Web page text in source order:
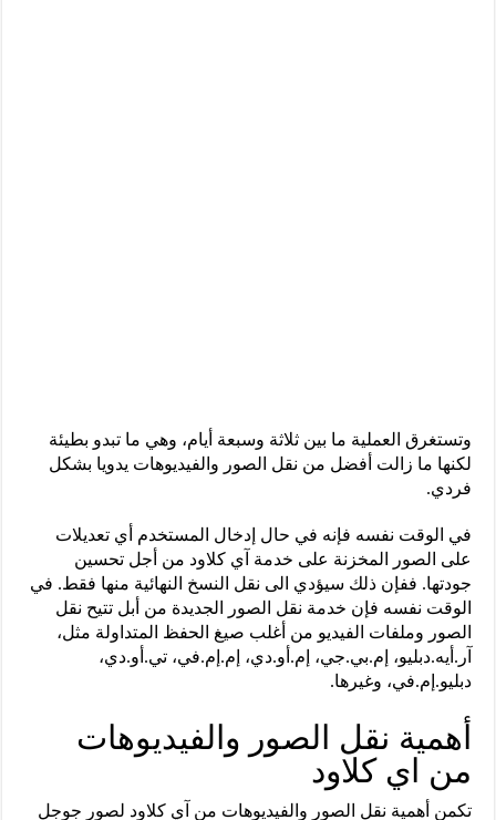
وتستغرق العملية ما بين ثلاثة وسبعة أيام، وهي ما تبدو بطيئة
لكنها ما زالت أفضل من نقل الصور والفيديوهات يدويا بشكل
فردي.
في الوقت نفسه فإنه في حال إدخال المستخدم أي تعديلات
على الصور المخزنة على خدمة آي كلاود من أجل تحسين
جودتها. ففإن ذلك سيؤدي الى نقل النسخ النهائية منها فقط. في
الوقت نفسه فإن خدمة نقل الصور الجديدة من أبل تتيح نقل
الصور وملفات الفيديو من أغلب صيغ الحفظ المتداولة مثل،
آر.أيه.دبليو، إم.بي.جي، إم.أو.دي، إم.إم.في، تي.أو.دي،
دبليو.إم.في، وغيرها.
أهمية نقل الصور والفيديوهات
من اي كلاود
تكمن أهمية نقل الصور والفيديوهات من آي كلاود لصور جوجل